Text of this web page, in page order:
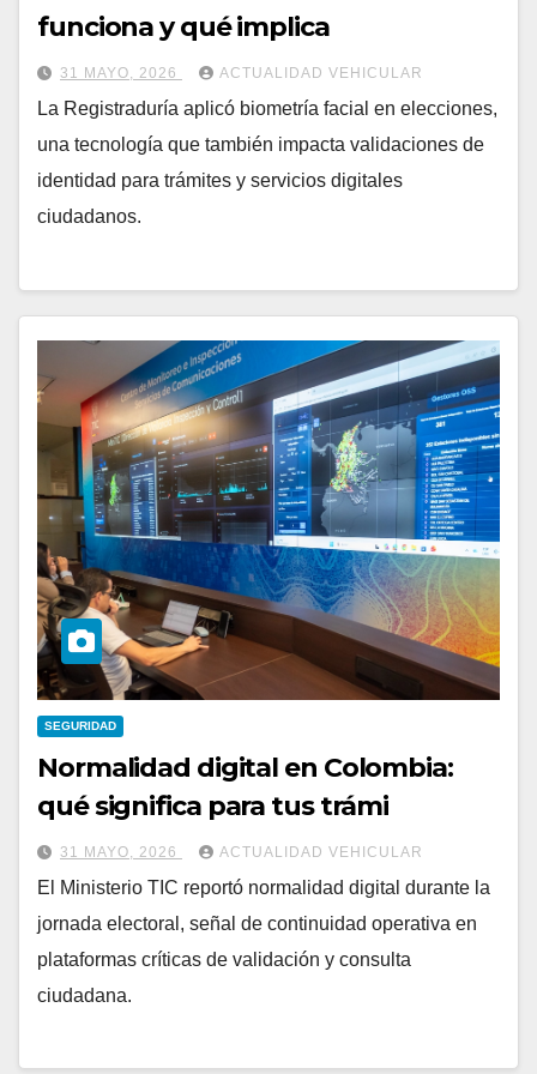
funciona y qué implica
31 MAYO, 2026 ACTUALIDAD VEHICULAR
La Registraduría aplicó biometría facial en elecciones,
una tecnología que también impacta validaciones de
identidad para trámites y servicios digitales
ciudadanos.
SEGURIDAD
Normalidad digital en Colombia:
qué significa para tus trámi
31 MAYO, 2026 ACTUALIDAD VEHICULAR
El Ministerio TIC reportó normalidad digital durante la
jornada electoral, señal de continuidad operativa en
plataformas críticas de validación y consulta
ciudadana.